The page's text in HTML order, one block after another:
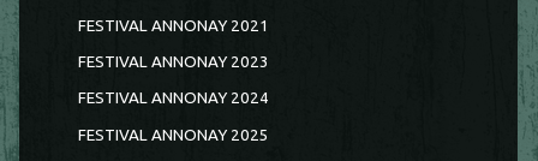
FESTIVAL ANNONAY 2021
FESTIVAL ANNONAY 2023
FESTIVAL ANNONAY 2024
FESTIVAL ANNONAY 2025